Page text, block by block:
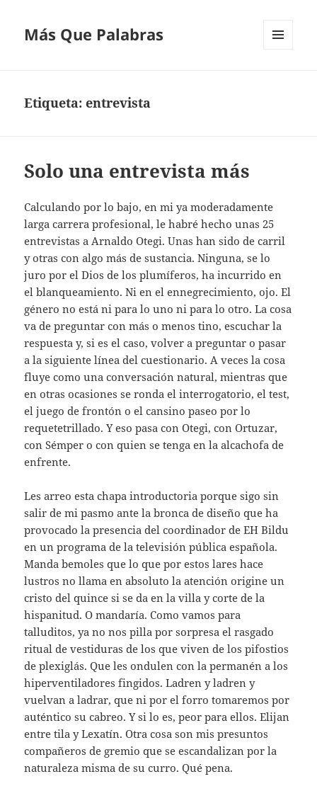
Más Que Palabras
Etiqueta:entrevista
Solo una entrevista más
Calculando por lo bajo, en mi ya moderadamente
larga carrera profesional, le habré hecho unas 25
entrevistas a Arnaldo Otegi. Unas han sido de carril
y otras con algo más de sustancia. Ninguna, se lo
juro por el Dios de los plumíferos, ha incurrido en
el blanqueamiento. Ni en el ennegrecimiento, ojo. El
género no está ni para lo uno ni para lo otro. La cosa
va de preguntar con más o menos tino, escuchar la
respuesta y, si es el caso, volver a preguntar o pasar
a la siguiente línea del cuestionario. A veces la cosa
fluye como una conversación natural, mientras que
en otras ocasiones se ronda el interrogatorio, el test,
el juego de frontón o el cansino paseo por lo
requetetrillado. Y eso pasa con Otegi, con Ortuzar,
con Sémper o con quien se tenga en la alcachofa de
enfrente.
Les arreo esta chapa introductoria porque sigo sin
salir de mi pasmo ante la bronca de diseño que ha
provocado la presencia del coordinador de EH Bildu
en un programa de la televisión pública española.
Manda bemoles que lo que por estos lares hace
lustros no llama en absoluto la atención origine un
cristo del quince si se da en la villa y corte de la
hispanitud. O mandaría. Como vamos para
talluditos, ya no nos pilla por sorpresa el rasgado
ritual de vestiduras de los que viven de los pifostios
de plexiglás. Que les ondulen con la permanén a los
hiperventiladores fingidos. Ladren y ladren y
vuelvan a ladrar, que ni por el forro tomaremos por
auténtico su cabreo. Y si lo es, peor para ellos. Elijan
entre tila y Lexatín. Otra cosa son mis presuntos
compañeros de gremio que se escandalizan por la
naturaleza misma de su curro. Qué pena.